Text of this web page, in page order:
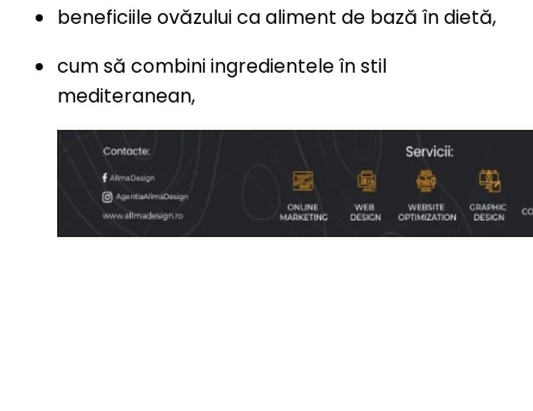
beneficiile ovăzului ca aliment de bază în dietă,
cum să combini ingredientele în stil
mediteranean,